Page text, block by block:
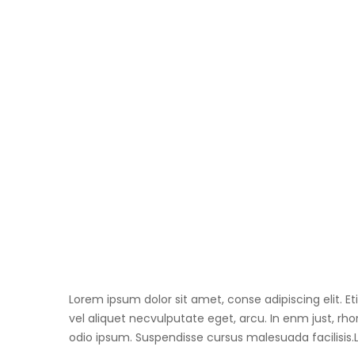
Lorem ipsum dolor sit amet, conse adipiscing elit.
vel aliquet necvulputate eget, arcu. In enm just,
odio ipsum. Suspendisse cursus malesuada